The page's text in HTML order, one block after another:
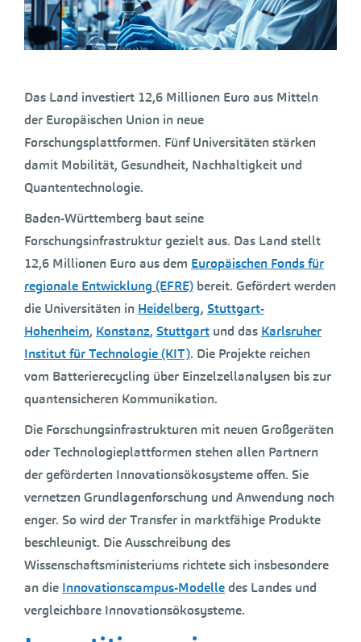
Das Land investiert 12,6 Millionen Euro aus Mitteln
der Europäischen Union in neue
Forschungsplattformen. Fünf Universitäten stärken
damit Mobilität, Gesundheit, Nachhaltigkeit und
Quantentechnologie.
Baden-Württemberg baut seine
Forschungsinfrastruktur gezielt aus. Das Land stellt
12,6 Millionen Euro aus dem Europäischen Fonds für
regionale Entwicklung (EFRE) bereit. Gefördert werden
die Universitäten in Heidelberg, Stuttgart-
Hohenheim, Konstanz, Stuttgart und das Karlsruher
Institut für Technologie (KIT). Die Projekte reichen
vom Batterierecycling über Einzelzellanalysen bis zur
quantensicheren Kommunikation.
Die Forschungsinfrastrukturen mit neuen Großgeräten
oder Technologieplattformen stehen allen Partnern
der geförderten Innovationsökosysteme offen. Sie
vernetzen Grundlagenforschung und Anwendung noch
enger. So wird der Transfer in marktfähige Produkte
beschleunigt. Die Ausschreibung des
Wissenschaftsministeriums richtete sich insbesondere
an die Innovationscampus-Modelledes Landes und
vergleichbare Innovationsökosysteme.